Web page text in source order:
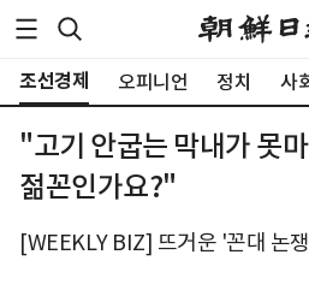
조선경제 오피니언 정치 사
"고기 안굽는 막내가 못
젊꼰인가요?"
[WEEKLY BIZ] 뜨거운 '꼰대 논